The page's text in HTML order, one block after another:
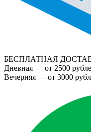
БЕСПЛАТНАЯ
Дневная — от 2500
Вечерняя — от 3000